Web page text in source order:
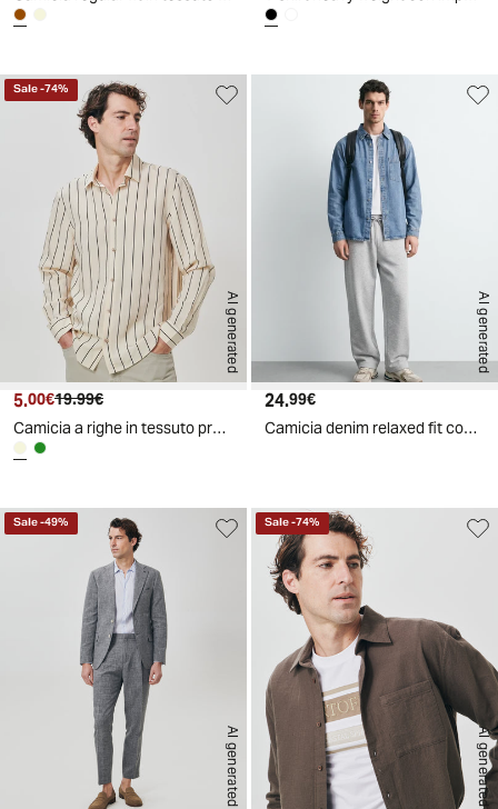
AI generated
Sale-74%
Prezzo attuale
5.00€ Prezzo originale
19.99€
Camicia a righe in tessuto premium - Beige ecru
AI generated
Prezzo attuale
24.99€
Camicia denim relaxed fit con tasca petto - Denim
AI generated
Sale-49%
AI generated
Sale-74%